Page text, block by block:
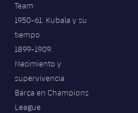
Team
1950-61. Kubala y su
tiempo
1899-1909.
Nacimiento y
supervivencia
Barça en Champions
League